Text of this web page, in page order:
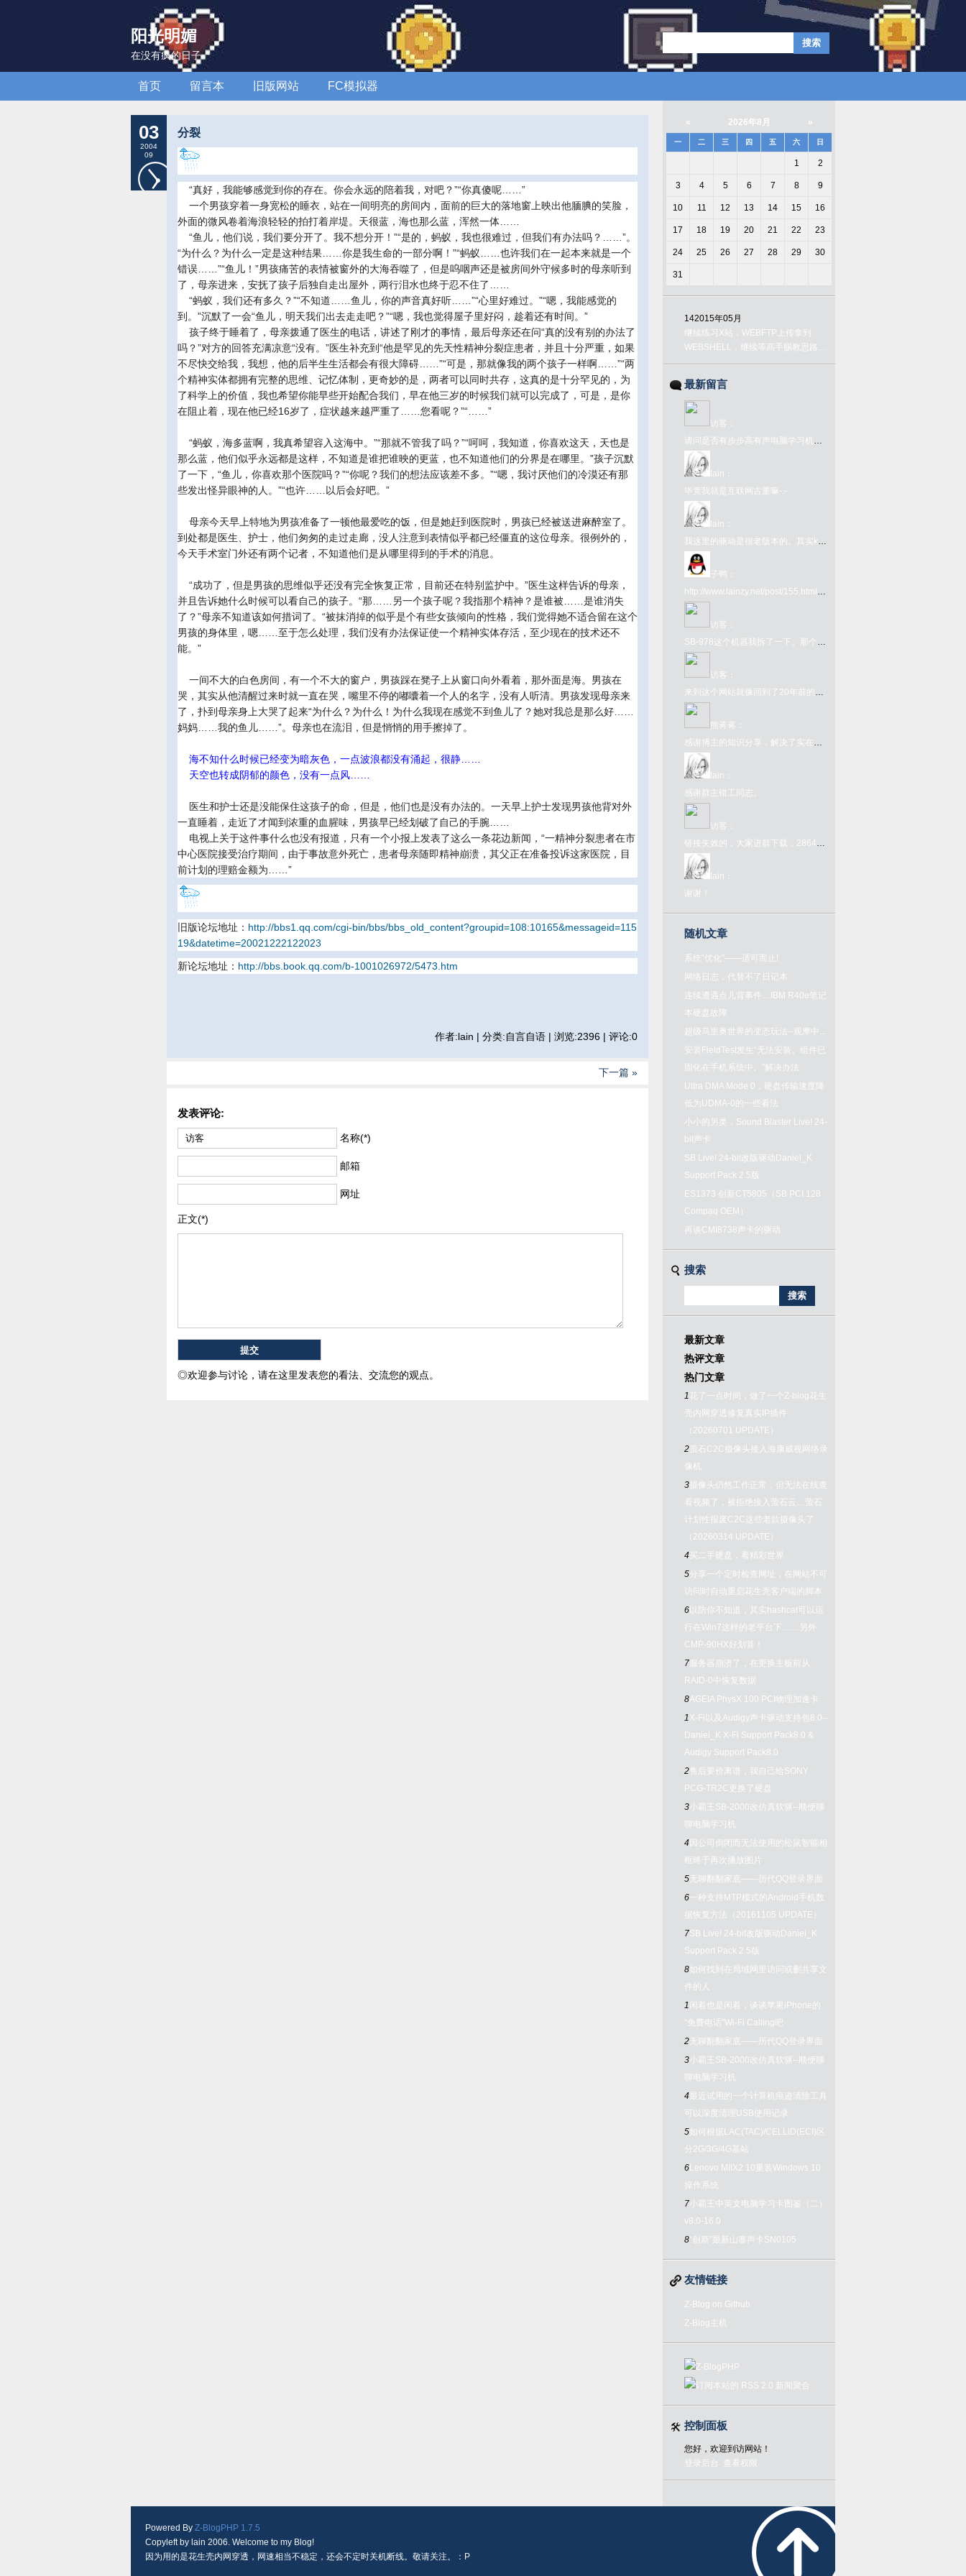
阳光明媚
在没有疯的日子
首页 留言本 旧版网站 FC模拟器
03
2004
09
分裂
“真好，我能够感觉到你的存在。你会永远的陪着我，对吧？”“你真傻呢……”
一个男孩穿着一身宽松的睡衣，站在一间明亮的房间内，面前的巨大的落地窗上映出他腼腆的笑脸，
外面的微风卷着海浪轻轻的拍打着岸堤。天很蓝，海也那么蓝，浑然一体……
“鱼儿，他们说，我们要分开了。我不想分开！”“是的，蚂蚁，我也很难过，但我们有办法吗？……”。
“为什么？为什么一定是这种结果……你是我生命的一部分啊！”“蚂蚁……也许我们在一起本来就是一个
错误……”“鱼儿！”男孩痛苦的表情被窗外的大海吞噬了，但是呜咽声还是被房间外守候多时的母亲听到
了，母亲进来，安抚了孩子后独自走出屋外，两行泪水也终于忍不住了……
“蚂蚁，我们还有多久？”“不知道……鱼儿，你的声音真好听……”“心里好难过。”“嗯，我能感觉的
到。”沉默了一会“鱼儿，明天我们出去走走吧？”“嗯，我也觉得屋子里好闷，趁着还有时间。”
孩子终于睡着了，母亲拨通了医生的电话，讲述了刚才的事情，最后母亲还在问“真的没有别的办法了
吗？”对方的回答充满凉意“没有。”医生补充到“他是罕见的先天性精神分裂症患者，并且十分严重，如果
不尽快交给我，我想，他的后半生生活都会有很大障碍……”“可是，那就像我的两个孩子一样啊……”“两
个精神实体都拥有完整的思维、记忆体制，更奇妙的是，两者可以同时共存，这真的是十分罕见的，为
了科学上的价值，我也希望你能早些开始配合我们，早在他三岁的时候我们就可以完成了，可是，是你
在阻止着，现在他已经16岁了，症状越来越严重了……您看呢？”“……”
“蚂蚁，海多蓝啊，我真希望容入这海中。”“那就不管我了吗？”“呵呵，我知道，你喜欢这天，天也是
那么蓝，他们似乎永远都是这样，不知道是谁把谁映的更蓝，也不知道他们的分界是在哪里。”孩子沉默
了一下，“鱼儿，你喜欢那个医院吗？”“你呢？我们的想法应该差不多。”“嗯，我讨厌他们的冷漠还有那
些发出怪异眼神的人。”“也许……以后会好吧。”
母亲今天早上特地为男孩准备了一顿他最爱吃的饭，但是她赶到医院时，男孩已经被送进麻醉室了。
到处都是医生、护士，他们匆匆的走过走廊，没人注意到表情似乎都已经僵直的这位母亲。很例外的，
今天手术室门外还有两个记者，不知道他们是从哪里得到的手术的消息。
“成功了，但是男孩的思维似乎还没有完全恢复正常，目前还在特别监护中。”医生这样告诉的母亲，
并且告诉她什么时候可以看自己的孩子。“那……另一个孩子呢？我指那个精神？是谁被……是谁消失
了？”母亲不知道该如何措词了。“被抹消掉的似乎是个有些女孩倾向的性格，我们觉得她不适合留在这个
男孩的身体里，嗯……至于怎么处理，我们没有办法保证使一个精神实体存活，至少现在的技术还不
能。”
一间不大的白色房间，有一个不大的窗户，男孩踩在凳子上从窗口向外看着，那外面是海。男孩在
哭，其实从他清醒过来时就一直在哭，嘴里不停的嘟囔着一个人的名字，没有人听清。男孩发现母亲来
了，扑到母亲身上大哭了起来“为什么？为什么！为什么我现在感觉不到鱼儿了？她对我总是那么好……
妈妈……我的鱼儿……”。母亲也在流泪，但是悄悄的用手擦掉了。
海不知什么时候已经变为暗灰色，一点波浪都没有涌起，很静……
天空也转成阴郁的颜色，没有一点风……
医生和护士还是没能保住这孩子的命，但是，他们也是没有办法的。一天早上护士发现男孩他背对外
一直睡着，走近了才闻到浓重的血腥味，男孩早已经划破了自己的手腕……
电视上关于这件事什么也没有报道，只有一个小报上发表了这么一条花边新闻，“一精神分裂患者在市
中心医院接受治疗期间，由于事故意外死亡，患者母亲随即精神崩溃，其父正在准备投诉这家医院，目
前计划的理赔金额为……”
旧版论坛地址： http://bbs1.qq.com/cgi-bin/bbs/bbs_old_content?groupid=108:10165&messageid=115
19&datetime=20021222122023
新论坛地址： http://bbs.book.qq.com/b-1001026972/5473.htm
作者:lain | 分类:自言自语 | 浏览:2396 | 评论:0
下一篇 »
发表评论:
名称(*)
邮箱
网址
正文(*)
◎欢迎参与讨论，请在这里发表您的看法、交流您的观点。
« 2026年8月 »
一 二 三 四 五 六 日
1 2
3 4 5 6 7 8 9
10 11 12 13 14 15 16
17 18 19 20 21 22 23
24 25 26 27 28 29 30
31
142015年05月
继续练习X站，WEBFTP上传拿到
WEBSHELL，继续等高手赐教思路…
最新留言
访客
请问是否有步步高有声电脑学习机语音1号或2号的ROM文件？
lain
毕竟我就是互联网古董嘛-.-
lain
我这里的驱动是很老版本的。其实kx驱动网上很好下载啊。在github上有kx驱动的下载链接：https://github.com/kxproject/kX-Audio-driver-binaries
子鸭
http://www.lainzy.net/post/155.html您好 这个百度网盘链接里面的文件是否还能下载 很难找
访客
SB-978这个机器我拆了一下。那个FC转接卡内部其实是一个牛屎版的UM6561，所以那个转接卡本身就是个FC了，插到978上只为了取电和接入手柄键盘吧就。978本体是另一颗牛屎，看不出任何型号。很奇葩的一个主机型号了。
访客
来到这个网站就像回到了20年前的互联网一样，太酷了
熊蒋蒋
感谢博主的知识分享，解决了实在的问题
lain
感谢群主钳工同志。
访客
链接失效的，大家进群下载，286445907，欢迎大家来喝茶
lain
谢谢！
随机文章
系统“优化”——适可而止!
网络日志，代替不了日记本
连续遭遇点儿背事件…IBM R40e笔记
本硬盘故障
超级马里奥世界的变态玩法--观摩中...
安装FieldTest发生“无法安装。组件已
固化在手机系统中。”解决办法
Ultra DMA Mode 0，硬盘传输速度降
低为UDMA-0的一些看法
小小的另类，Sound Blaster Live! 24-
bit声卡
SB Live! 24-bit改版驱动Daniel_K
Support Pack 2.5版
ES1373 创新CT5805（SB PCI 128
Compaq OEM）
再谈CMI8738声卡的驱动
搜索
最新文章
热评文章
热门文章
1 花了一点时间，做了一个Z-blog花生
壳内网穿透修复真实IP插件
（20260701 UPDATE）
2 萤石C2C摄像头接入海康威视网络录
像机
3 摄像头仍然工作正常，但无法在线查
看视频了，被拒绝接入萤石云…萤石
计划性报废C2C这些老款摄像头了
（20260314 UPDATE）
4买二手硬盘，看精彩世界
5分享一个定时检查网址，在网站不可
访问时自动重启花生壳客户端的脚本
6 以防你不知道，其实hashcat可以运
行在Win7这样的老平台下……另外
CMP-90HX好划算！
7 服务器崩溃了，在更换主板前从
RAID-0中恢复数据
8AGEIA PhysX 100 PCI物理加速卡
1X-Fi以及Audigy声卡驱动支持包8.0--
Daniel_K X-Fi Support Pack8.0 &
Audigy Support Pack8.0
2售后要价离谱，我自己给SONY
PCG-TR2C更换了硬盘
3小霸王SB-2000改仿真软驱--顺便聊
聊电脑学习机
4 因公司倒闭而无法使用的松鼠智能相
框终于再次播放图片
5无聊翻翻家底——历代QQ登录界面
6一种支持MTP模式的Android手机数
据恢复方法（20161105 UPDATE）
7SB Live! 24-bit改版驱动Daniel_K
Support Pack 2.5版
8如何找到在局域网里访问或删共享文
件的人
1 闲着也是闲着，谈谈苹果iPhone的
“免费电话”Wi-Fi Calling吧
2无聊翻翻家底——历代QQ登录界面
3小霸王SB-2000改仿真软驱--顺便聊
聊电脑学习机
4 最近试用的一个计算机痕迹清除工具
可以深度清理USB使用记录
5如何根据LAC(TAC)/CELLID(ECI)区
分2G/3G/4G基站
6Lenovo MIIX2 10重装Windows 10
操作系统
7小霸王中英文电脑学习卡图鉴（二）
v8.0-16.0
8 “创新”最新山寨声卡SN0105
友情链接
Z-Blog on Github
Z-Blog主机
控制面板
您好，欢迎到访网站！
登录后台
查看权限
Powered By Z-BlogPHP 1.7.5
Copyleft by lain 2006. Welcome to my Blog!
因为用的是花生壳内网穿透，网速相当不稳定，还会不定时关机断线。敬请关注。：P